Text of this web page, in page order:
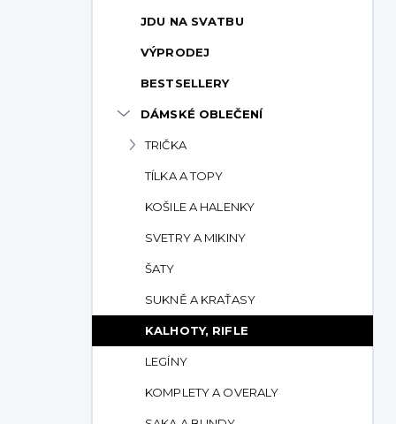
JDU NA SVATBU
VÝPRODEJ
BESTSELLERY
DÁMSKÉ OBLEČENÍ
TRIČKA
TÍLKA A TOPY
KOŠILE A HALENKY
SVETRY A MIKINY
ŠATY
SUKNĚ A KRAŤASY
KALHOTY, RIFLE
LEGÍNY
KOMPLETY A OVERALY